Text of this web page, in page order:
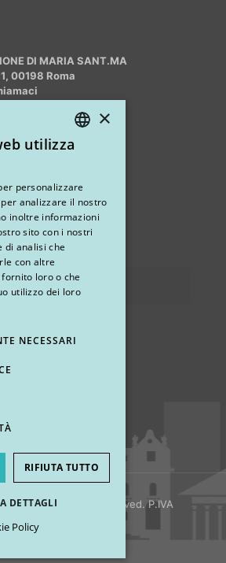
DI MARIA SANT.MA
00198 Roma
MED
67051 Avezzano (AQ)
All Rights Reserved. P.IVA
×
utilizza
personalizzare
analizzare il nostro
inoltre informazioni
sito con i nostri
di analisi che
con altre
loro o che
utilizzo dei loro
NECESSARI
RIFIUTA TUTTO
DETTAGLI
Performance
Policy